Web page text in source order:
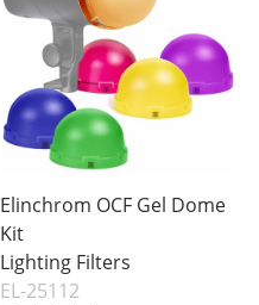
Elinchrom OCF Gel Dome
Kit
Lighting Filters
EL-25112